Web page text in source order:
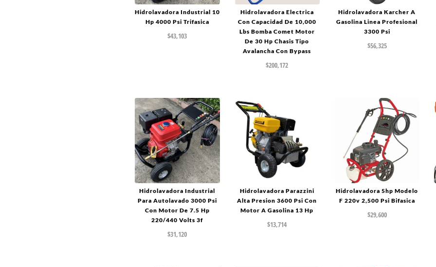
Hidrolavadora Industrial 10
Hp 4000 Psi Trifasica
$43,103
Hidrolavadora Electrica
Con Capacidad De 10,000
Lbs Bomba Comet Motor
De 30 Hp Chasis Tipo
Avalancha Con Bypass
$200,172
Hidrolavadora Karcher A
Gasolina Linea Profesional
3300 Psi
$56,325
Hidrolavadora Industrial
Para Autolavado 3000 Psi
Con Motor De 7.5 Hp
220/440 Volts 3f
$31,120
Hidrolavadora Parazzini
Alta Presion 3600 Psi Con
Motor A Gasolina 13 Hp
$13,714
Hidrolavadora 5hp Modelo
F 220v 2,500 Psi Bifasica
$29,600